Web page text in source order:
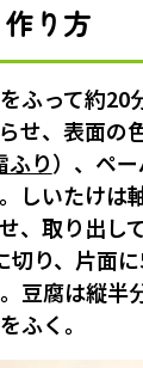
作り方
ふって約20
せ、表面の
ふり）、ペ
しいたけは
、取り出し
切り、片面
豆腐は縦半
ふく。